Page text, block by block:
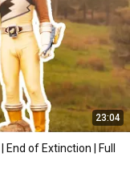
23:04
of Extinction | Full